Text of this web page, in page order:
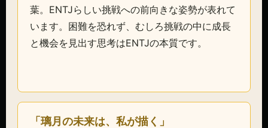
葉。ENTJらしい挑戦への前向きな姿勢が表れて
います。困難を恐れず、むしろ挑戦の中に成長
と機会を見出す思考はENTJの本質です。
「璃月の未来は、私が描く」